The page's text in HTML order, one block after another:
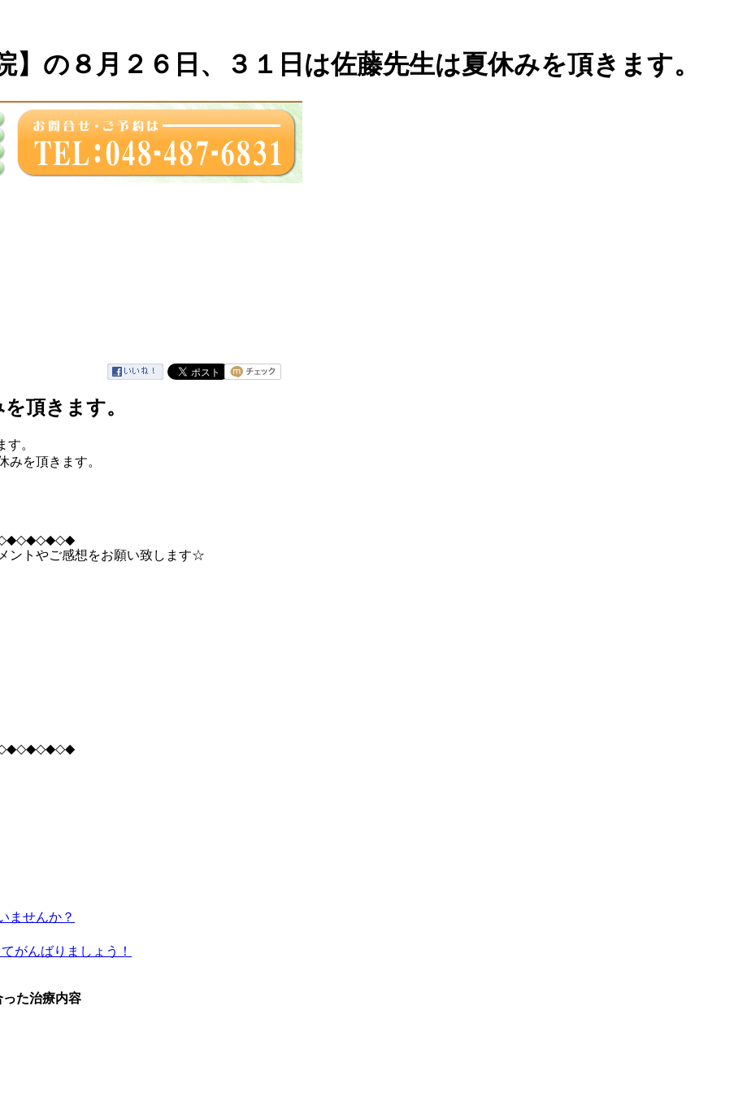
の８月２６日、３１日は佐藤先生は夏休みを頂きます。
頂きます。
。
みを頂きます。
ントやご感想をお願い致します☆
ませんか？
がんばりましょう！
た治療内容